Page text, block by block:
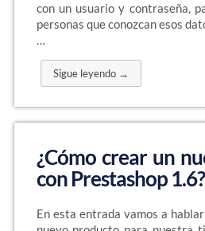
con un usuario y contraseña,
personas que conozcan esos
…
Sigue leyendo →
¿Cómo crear un
con Prestashop 1.6?
En esta entrada vamos a